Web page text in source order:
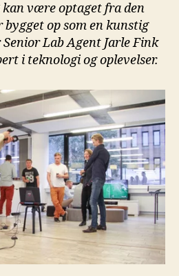
være optaget fra den
op som en kunstig
Lab Agent Jarle Fink
i teknologi og oplevelser.